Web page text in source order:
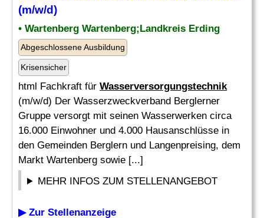
(m/w/d)
• Wartenberg Wartenberg;Landkreis Erding
Abgeschlossene Ausbildung
Krisensicher
html Fachkraft für Wasserversorgungstechnik
(m/w/d) Der Wasserzweckverband Berglerner
Gruppe versorgt mit seinen Wasserwerken circa
16.000 Einwohner und 4.000 Hausanschlüsse in
den Gemeinden Berglern und Langenpreising, dem
Markt Wartenberg sowie [...]
MEHR INFOS ZUM STELLENANGEBOT
▶ Zur Stellenanzeige